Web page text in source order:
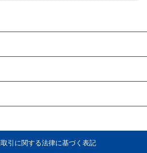
引に関する法律に基づく表記